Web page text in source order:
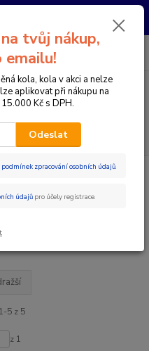
si prosím zavolejte dopředu.
Menu
Sram
5 z 5
z 1
tvůj nákup,
emailu!
kola, kola v akci a nelze
aplikovat při nákupu na
Kč s DPH.
Odeslat
podmínek zpracování osobních údajů.
údajů pro účely registrace.